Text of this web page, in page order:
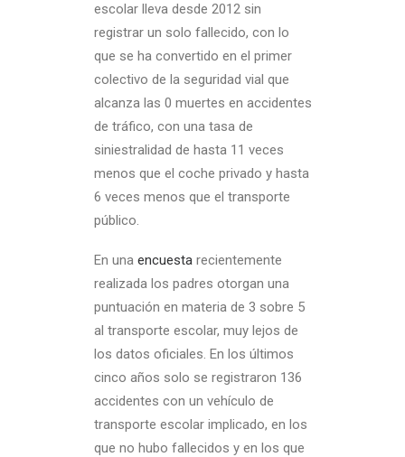
escolar lleva desde 2012 sin
registrar un solo fallecido, con lo
que se ha convertido en el primer
colectivo de la seguridad vial que
alcanza las 0 muertes en accidentes
de tráfico, con una tasa de
siniestralidad de hasta 11 veces
menos que el coche privado y hasta
6 veces menos que el transporte
público.
En una encuestarecientemente
realizada los padres otorgan una
puntuación en materia de 3 sobre 5
al transporte escolar, muy lejos de
los datos oficiales. En los últimos
cinco años solo se registraron 136
accidentes con un vehículo de
transporte escolar implicado, en los
que no hubo fallecidos y en los que